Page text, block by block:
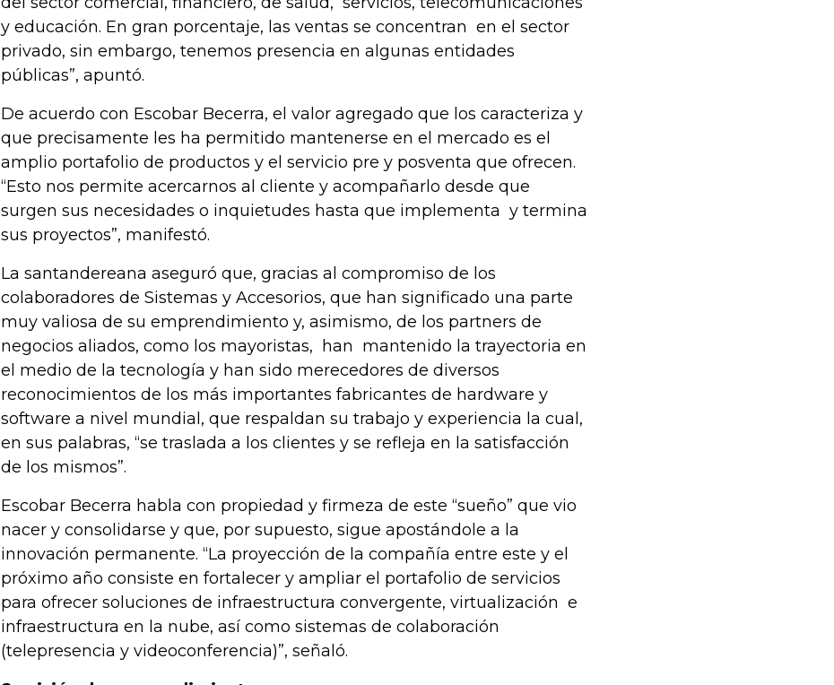
y educación. En gran porcentaje, las ventas se concentran en el sector
privado, sin embargo, tenemos presencia en algunas entidades
públicas”, apuntó.
De acuerdo con Escobar Becerra, el valor agregado que los caracteriza y
que precisamente les ha permitido mantenerse en el mercado es el
amplio portafolio de productos y el servicio pre y posventa que ofrecen.
“Esto nos permite acercarnos al cliente y acompañarlo desde que
surgen sus necesidades o inquietudes hasta que implementa y termina
sus proyectos”, manifestó.
La santandereana aseguró que, gracias al compromiso de los
colaboradores de Sistemas y Accesorios, que han significado una parte
muy valiosa de su emprendimiento y, asimismo, de los partners de
negocios aliados, como los mayoristas, han mantenido la trayectoria en
el medio de la tecnología y han sido merecedores de diversos
reconocimientos de los más importantes fabricantes de hardware y
software a nivel mundial, que respaldan su trabajo y experiencia la cual,
en sus palabras, “se traslada a los clientes y se refleja en la satisfacción
de los mismos”.
Escobar Becerra habla con propiedad y firmeza de este “sueño” que vio
nacer y consolidarse y que, por supuesto, sigue apostándole a la
innovación permanente. “La proyección de la compañía entre este y el
próximo año consiste en fortalecer y ampliar el portafolio de servicios
para ofrecer soluciones de infraestructura convergente, virtualización e
infraestructura en la nube, así como sistemas de colaboración
(telepresencia y videoconferencia)”, señaló.